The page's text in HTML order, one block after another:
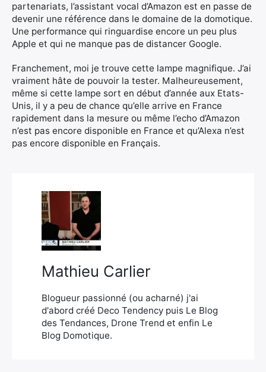
partenariats, l’assistant vocal d’Amazon est en passe de
devenir une référence dans le domaine de la domotique.
Une performance qui ringuardise encore un peu plus
Apple et qui ne manque pas de distancer Google.
Franchement, moi je trouve cette lampe magnifique. J’ai
vraiment hâte de pouvoir la tester. Malheureusement,
même si cette lampe sort en début d’année aux Etats-
Unis, il y a peu de chance qu’elle arrive en France
rapidement dans la mesure ou même l’echo d’Amazon
n’est pas encore disponible en France et qu’Alexa n’est
pas encore disponible en Français.
Mathieu Carlier
Blogueur passionné (ou acharné) j'ai
d'abord créé Deco Tendency puis Le Blog
des Tendances, Drone Trend et enfin Le
Blog Domotique.